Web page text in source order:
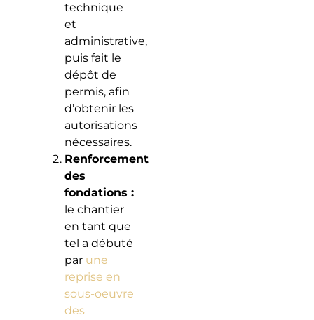
technique
et
administrative,
puis fait le
dépôt de
permis, afin
d’obtenir les
autorisations
nécessaires.
Renforcement
des
fondations :
le chantier
en tant que
tel a débuté
par une
reprise en
sous-oeuvre
des